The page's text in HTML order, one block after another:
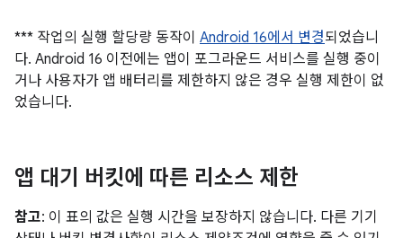
*** 작업의 실행 할당량 동작이 Android 16에서 변경되었습니
다. Android 16 이전에는 앱이 포그라운드 서비스를 실행 중이
거나 사용자가 앱 배터리를 제한하지 않은 경우 실행 제한이 없
었습니다.
앱 대기 버킷에 따른 리소스 제한
참고: 이 표의 값은 실행 시간을 보장하지 않습니다. 다른 기기